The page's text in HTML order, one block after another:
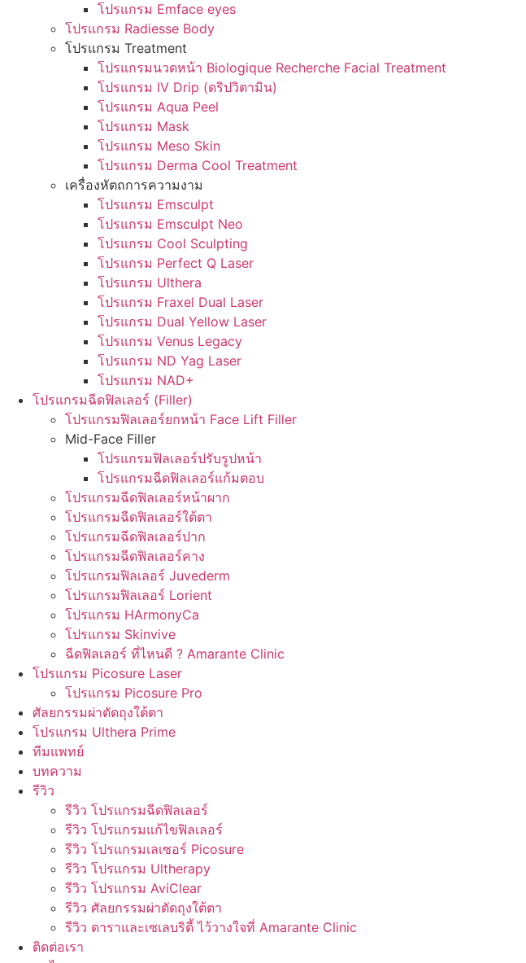
โปรแกรม Emface eyes
โปรแกรม Radiesse Body
โปรแกรม Treatment
โปรแกรมนวดหน้า Biologique Recherche Facial Treatment
โปรแกรม IV Drip (ดริปวิตามิน)
โปรแกรม Aqua Peel
โปรแกรม Mask
โปรแกรม Meso Skin
โปรแกรม Derma Cool Treatment
เครื่องหัตถการความงาม
โปรแกรม Emsculpt
โปรแกรม Emsculpt Neo
โปรแกรม Cool Sculpting
โปรแกรม Perfect Q Laser
โปรแกรม Ulthera
โปรแกรม Fraxel Dual Laser
โปรแกรม Dual Yellow Laser
โปรแกรม Venus Legacy
โปรแกรม ND Yag Laser
โปรแกรม NAD+
โปรแกรมฉีดฟิลเลอร์ (Filler)
โปรแกรมฟิลเลอร์ยกหน้า Face Lift Filler
Mid-Face Filler
โปรแกรมฟิลเลอร์ปรับรูปหน้า
โปรแกรมฉีดฟิลเลอร์แก้มตอบ
โปรแกรมฉีดฟิลเลอร์หน้าผาก
โปรแกรมฉีดฟิลเลอร์ใต้ตา
โปรแกรมฉีดฟิลเลอร์ปาก
โปรแกรมฉีดฟิลเลอร์คาง
โปรแกรมฟิลเลอร์ Juvederm
โปรแกรมฟิลเลอร์ Lorient
โปรแกรม HArmonyCa
โปรแกรม Skinvive
ฉีดฟิลเลอร์ ที่ไหนดี ? Amarante Clinic
โปรแกรม Picosure Laser
โปรแกรม Picosure Pro
ศัลยกรรมผ่าตัดถุงใต้ตา
โปรแกรม Ulthera Prime
ทีมแพทย์
บทความ
รีวิว
รีวิว โปรแกรมฉีดฟิลเลอร์
รีวิว โปรแกรมแก้ไขฟิลเลอร์
รีวิว โปรแกรมเลเซอร์ Picosure
รีวิว โปรแกรม Ultherapy
รีวิว โปรแกรม AviClear
รีวิว ศัลยกรรมผ่าตัดถุงใต้ตา
รีวิว ดาราและเซเลบริตี้ ไว้วางใจที่ Amarante Clinic
ติดต่อเรา